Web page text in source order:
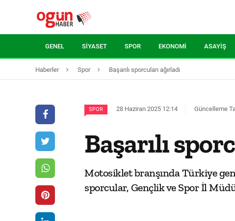
GENEL SIYASET SPOR EKONOMI ASAYIŞ
Haberler Spor Başarılı sporcuları ağırladı
SPOR 28 Haziran 2025 12:14 Güncelleme
Başarılı
Motosiklet branşında Türkiye
sporcular, Gençlik ve Spor İl